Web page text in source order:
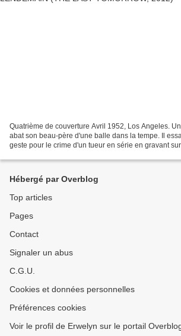
Quatrième de couverture Avril 1952, Los Angeles.
abat son beau-père d'une balle dans la tempe. Il
geste pour le crime d'un tueur en série en gravant sur
Hébergé par Overblog
Top articles
Pages
Contact
Signaler un abus
C.G.U.
Cookies et données personnelles
Préférences cookies
Voir le profil de Erwelyn sur le portail